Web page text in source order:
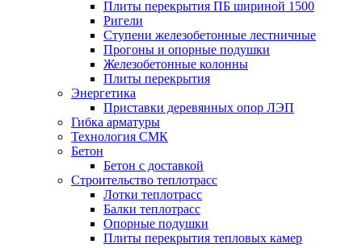
Плиты перекрытия ПБ шириной 1500
Ригели
Ступени железобетонные лестничные
Прогоны и опорные подушки
Железобетонные колонны
Плиты перекрытия
Энергетика
Приставки деревянных опор ЛЭП
Гибка арматуры
Технология СМК
Бетон
Бетон с доставкой
Строительство теплотрасс
Лотки теплотрасс
Балки теплотрасс
Опорные подушки
Плиты перекрытия тепловых камер